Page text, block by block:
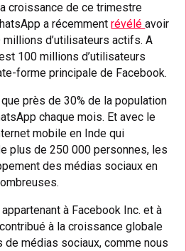
croissance de ce trimestre
a récemmentrévéléavoir
d’utilisateurs actifs. A
100 millions d’utilisateurs
forme principale de Facebook.
près de 30% de la population
chaque mois. Et avec le
mobile en Inde qui
plus de 250 000 personnes, les
des médias sociaux en
à Facebook Inc. et à
à la croissance globale
de médias sociaux, comme nous